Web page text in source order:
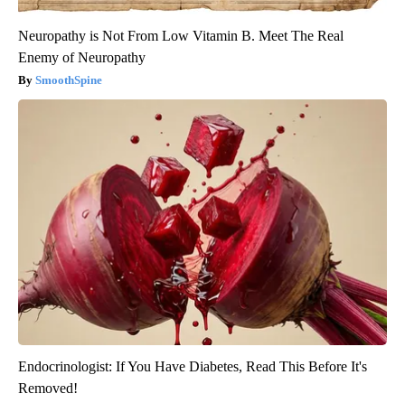
Neuropathy is Not From Low Vitamin B. Meet The Real
Enemy of Neuropathy
SmoothSpine
Endocrinologist: If You Have Diabetes, Read This Before It's
Removed!